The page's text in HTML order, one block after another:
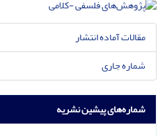
مقالات آماده انتشار
شماره جاری
شماره‌های پیشین نشریه